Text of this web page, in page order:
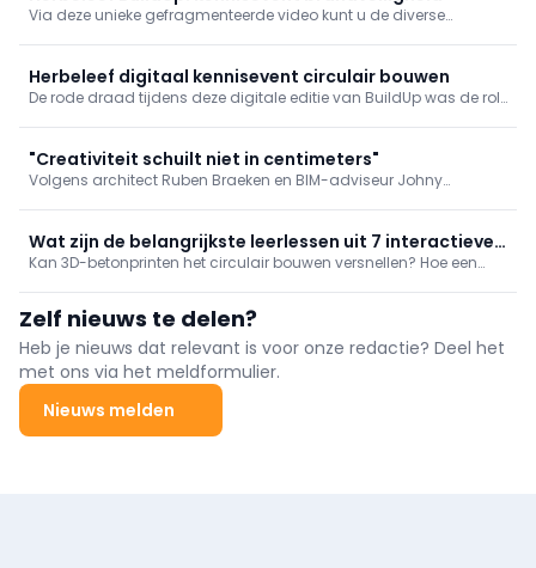
Via deze unieke gefragmenteerde video kunt u de diverse
Herbeleef digitaal kennisevent circulair bouwen
De rode draad tijdens deze digitale editie van BuildUp was de rol
diverse webinars nu selectief herbekijken ...
"Creativiteit schuilt niet in centimeters"
Volgens architect Ruben Braeken en BIM-adviseur Johny
bouwpraktijk. Met hun project Mosard ...
Wat zijn de belangrijkste leerlessen uit 7 interactieve
workshops rond circulair bouwen?
Kan 3D-betonprinten het circulair bouwen versnellen? Hoe een
vragen kwam een antwoord tijdens ...
Zelf nieuws te delen?
Heb je nieuws dat relevant is voor onze redactie? Deel het
met ons via het meldformulier.
Nieuws melden